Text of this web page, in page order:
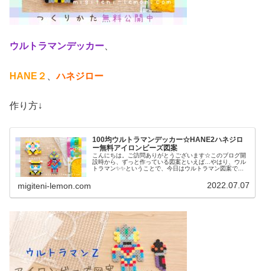
ウルトラマンデッカー
HANE２ 、ハネジロー
作り方↓
100均ウルトラマンデッカー☆HANE2ハネジロ
ー無料アイロンビーズ図案
こんにちは。ご訪問ありがとうございます☆このブログ開
設時から、ずっと作っている図案といえば…やはり、ウル
トラマン✨✨ということで、今日はウルトラマン図案で
migiteni-lemon.com 2022.07.07